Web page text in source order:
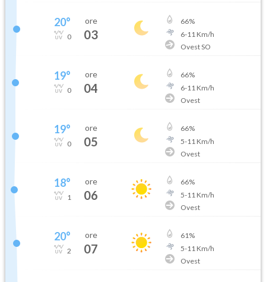
20°
0
ore
03
66%
6-11 Km/h
Ovest SO
19°
0
ore
04
66%
6-11 Km/h
Ovest
19°
0
ore
05
66%
5-11 Km/h
Ovest
18°
1
ore
06
66%
5-11 Km/h
Ovest
20°
2
ore
07
61%
5-11 Km/h
Ovest